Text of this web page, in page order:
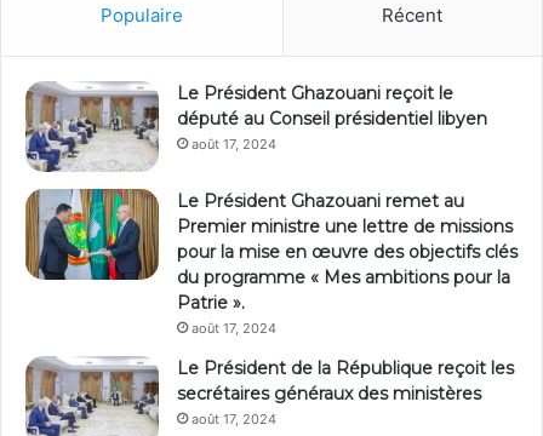
Populaire Récent
Le Président Ghazouani reçoit le
député au Conseil présidentiel libyen
août 17, 2024
Le Président Ghazouani remet au
Premier ministre une lettre de missions
pour la mise en œuvre des objectifs clés
du programme « Mes ambitions pour la
Patrie ».
août 17, 2024
Le Président de la République reçoit les
secrétaires généraux des ministères
août 17, 2024